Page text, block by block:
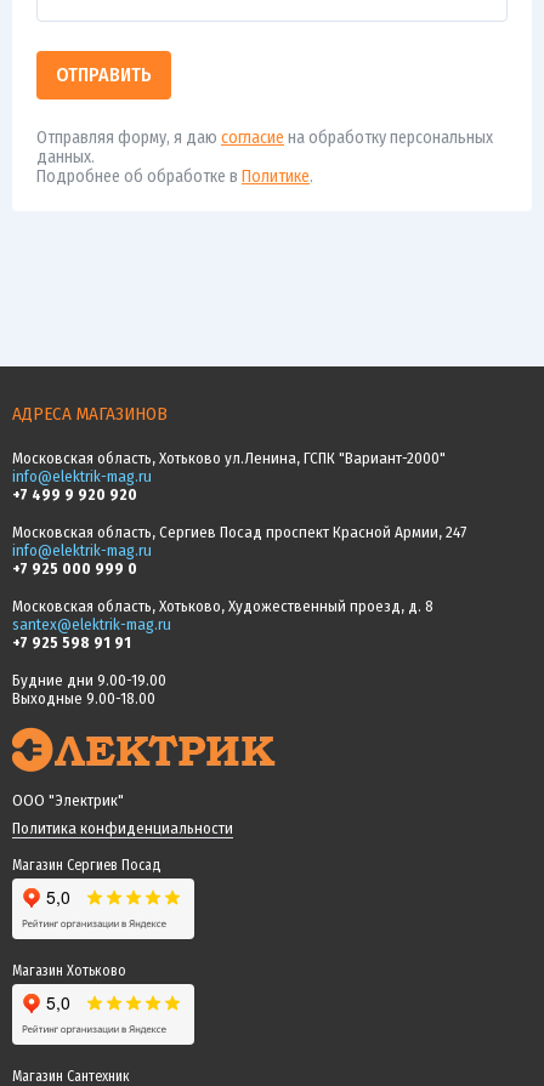
ОТПРАВИТЬ
Отправляя форму, я даю согласие на обработку персональных
данных.
Подробнее об обработке в Политике.
АДРЕСА МАГАЗИНОВ
Московская область, Хотьково ул.Ленина, ГСПК "Вариант-2000"
info@elektrik-mag.ru
+7 499 9 920 920
Московская область, Сергиев Посад проспект Красной Армии, 247
info@elektrik-mag.ru
+7 925 000 999 0
Московская область, Хотьково, Художественный проезд, д. 8
santex@elektrik-mag.ru
+7 925 598 91 91
Будние дни 9.00-19.00
Выходные 9.00-18.00
ООО "Электрик"
Политика конфиденциальности
Магазин Сергиев Посад
Магазин Хотьково
Магазин Сантехник